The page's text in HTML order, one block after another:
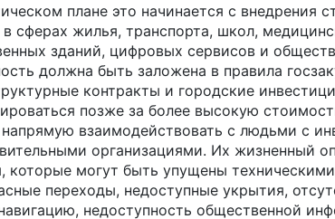
плане это начинается с внедрения
в сферах жилья, транспорта, школ,
зданий, цифровых сервисов и
должна быть заложена в правила
контракты и городские
позже за более высокую
взаимодействовать с людьми с
организациями. Их жизненный
которые могут быть упущены
переходы, недоступные укрытия,
недоступность общественной